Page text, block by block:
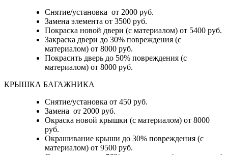
Снятие/установка от 2000 руб.
Замена элемента от 3500 руб.
Покраска новой двери (с материалом) от 5400 руб.
Закраска двери до 30% повреждения (с
материалом) от 8000 руб.
Покрасить дверь до 50% повреждения (с
материалом) от 8000 руб.
КРЫШКА БАГАЖНИКА
Снятие/установка от 450 руб.
Замена от 2000 руб.
Окраска новой крышки (с материалом) от 8000
руб.
Окрашивание крыши до 30% повреждения (с
материалом) от 9500 руб.